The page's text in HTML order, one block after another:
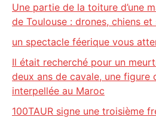
Une partie de la toiture d’une
de Toulouse : drones, chiens
un spectacle féerique vous
Il était recherché pour un
deux ans de cavale, une figure
interpellée au Maroc
100TAUR signe une troisième